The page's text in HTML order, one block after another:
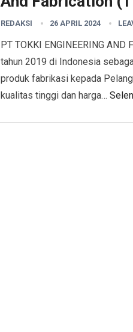
REDAKSI 26 APRIL 2024
PT TOKKI ENGINEERING AND
tahun 2019 di Indonesia
produk fabrikasi kepada
kualitas tinggi dan harga…